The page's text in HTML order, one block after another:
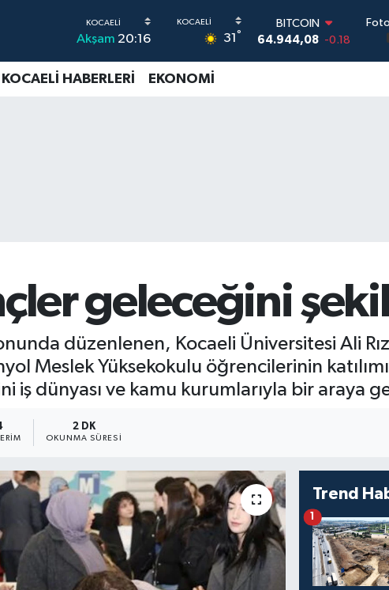
Akşam 20:16 31 °
DOLAR
47,7436
0.18
KOCAELİ HABERLERİ EKONOMİ
geleceğini
düzenlenen, Kocaeli Üniversitesi Ali
Meslek Yüksekokulu öğrencilerinin
iş dünyası ve kamu kurumlarıyla bir araya
2 DK
OKUNMA SÜRESI
Trend
1